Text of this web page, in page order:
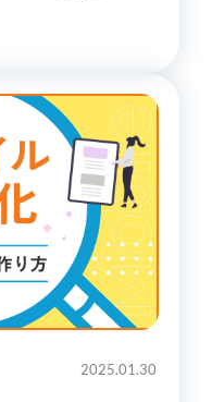
2025.01.30